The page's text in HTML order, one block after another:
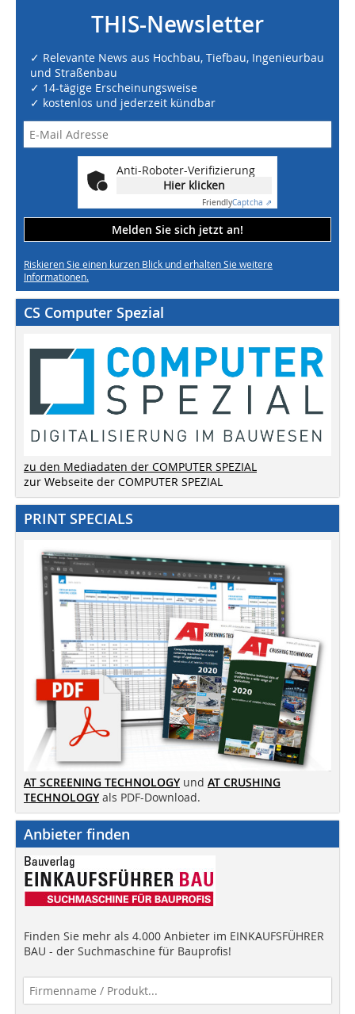
THIS-Newsletter
✓ Relevante News aus Hochbau, Tiefbau, Ingenieurbau
und Straßenbau
✓ 14-tägige Erscheinungsweise
✓ kostenlos und jederzeit kündbar
Anti-Roboter-Verifizierung
Hier klicken
FriendlyCaptcha ⇗
Melden Sie sich jetzt an!
Riskieren Sie einen kurzen Blick und erhalten Sie weitere
Informationen.
CS Computer Spezial
zu den Mediadaten der COMPUTER SPEZIAL
zur Webseite der COMPUTER SPEZIAL
PRINT SPECIALS
AT SCREENING TECHNOLOGY und AT CRUSHING
TECHNOLOGY als PDF-Download.
Anbieter finden
Finden Sie mehr als 4.000 Anbieter im EINKAUFSFÜHRER
BAU - der Suchmaschine für Bauprofis!